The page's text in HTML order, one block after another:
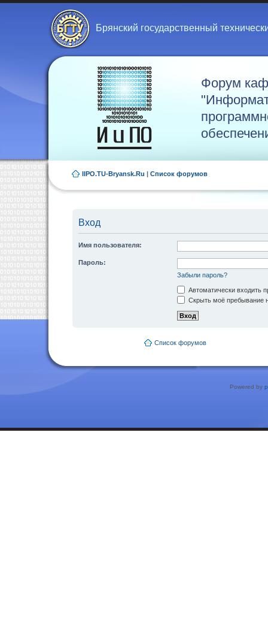
Брянский государственный
Форум
IIPO.TU-Bryansk.Ru | Список форумов
Вход
Имя пользователя:
Пароль:
Забыли пароль?
Автоматически входить
Скрыть моё пребывание
Список форумов
Powered by